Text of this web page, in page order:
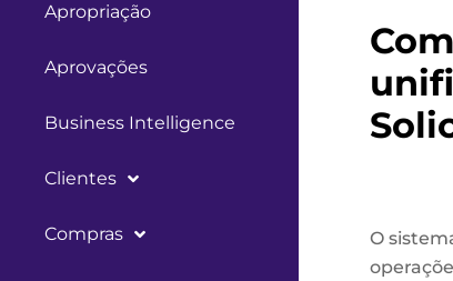
Apropriação
Aprovações
Business Intelligence
Clientes
Compras
O